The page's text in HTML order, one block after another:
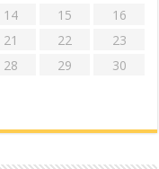
14 15
16
21 22
23
28 29
30